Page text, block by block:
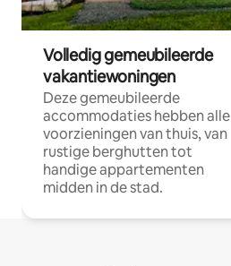
Volledig gemeubileerde
vakantiewoningen
Deze gemeubileerde
accommodaties hebben alle
voorzieningen van thuis, van
rustige berghutten tot
handige appartementen
midden in de stad.